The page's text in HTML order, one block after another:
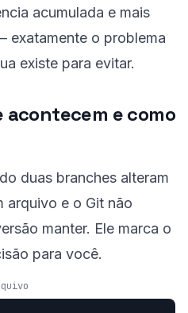
acumulada e mais
exatamente o problema
existe para evitar.
e como
duas branches alteram
arquivo e o Git não
manter. Ele marca o
para você.